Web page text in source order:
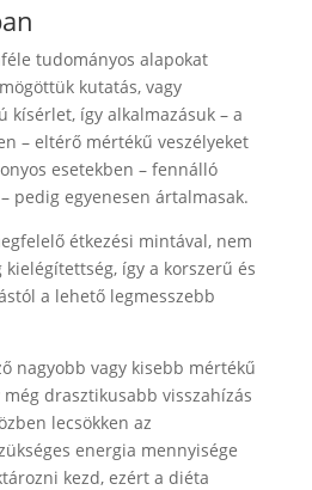
tudományos alapokat
kutatás, vagy
kísérlet, így alkalmazásuk – a
– eltérő mértékű veszélyeket
esetekben – fennálló
pedig egyenesen ártalmasak.
étkezési mintával, nem
így a korszerű és
a lehető legmesszebb
nagyobb vagy kisebb mértékű
drasztikusabb visszahízás
lecsökken az
energia mennyisége
kezd, ezért a diéta